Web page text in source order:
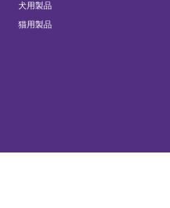
犬用製品
猫用製品